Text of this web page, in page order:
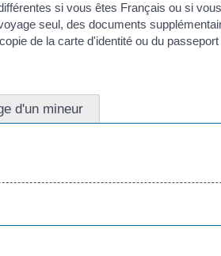
si vous êtes Français ou si
seul, des documents
de la carte d'identité ou du
d'un mineur